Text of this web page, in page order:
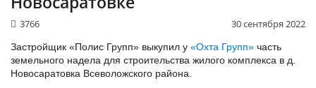
30 сентября 2022
3766
Застройщик «Полис Групп» выкупил у «Охта Групп» часть
земельного надела для строительства жилого комплекса в д.
Новосаратовка Всеволожского района.